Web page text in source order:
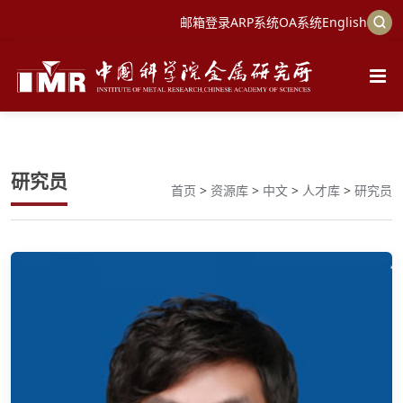
邮箱登录ARP系统OA系统English
研究员 首页 > 资源库 > 中文 > 人才库 > 研究员